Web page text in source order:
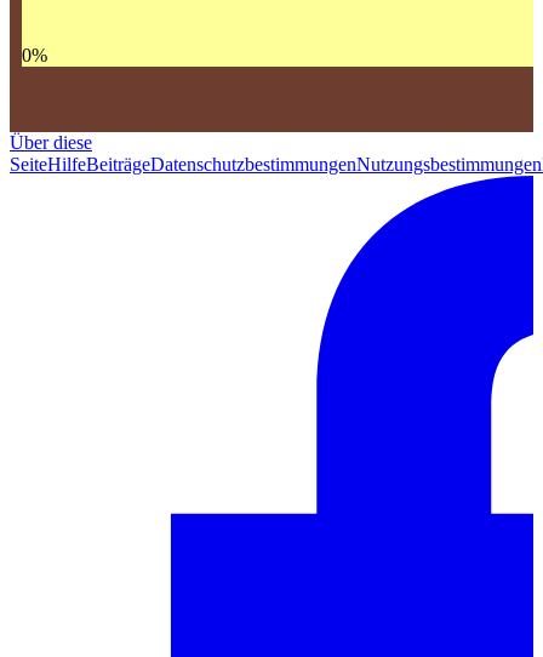
0%
Über diese
SeiteHilfeBeiträgeDatenschutzbestimmungenNutzungsbestimmungen